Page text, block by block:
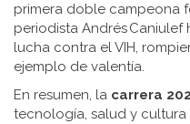
primera doble campeona
periodista Andrés
lucha contra el VIH,
ejemplo de valentía.
En resumen, la carrera
tecnología, salud y